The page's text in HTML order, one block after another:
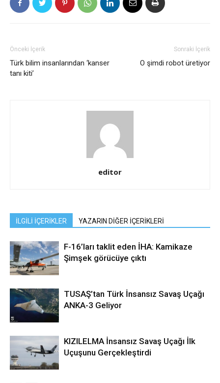
Önceki İçerik
Türk bilim insanlarından ‘kanser
tanı kiti’
Sonraki İçerik
O şimdi robot üretiyor
editor
İLGİLİ İÇERİKLER YAZARIN DİĞER İÇERİKLERİ
F-16’ları taklit eden İHA: Kamikaze
Şimşek görücüye çıktı
TUSAŞ’tan Türk İnsansız Savaş Uçağı
ANKA-3 Geliyor
KIZILELMA İnsansız Savaş Uçağı İlk
Uçuşunu Gerçekleştirdi